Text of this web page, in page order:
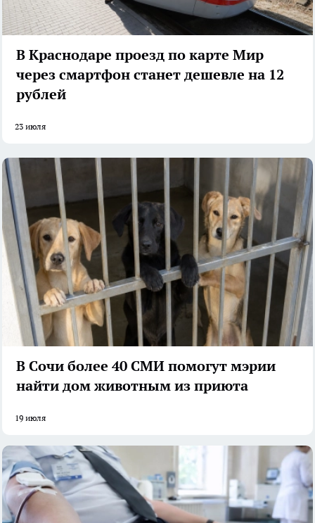
В Краснодаре проезд по карте Мир
через смартфон станет дешевле на 12
рублей
23 июля
В Сочи более 40 СМИ помогут мэрии
найти дом животным из приюта
19 июля